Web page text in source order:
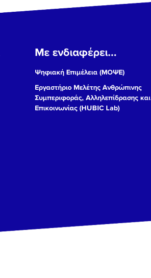
Με ενδιαφέρει...
Ψηφιακή Επιμέλεια (ΜΟΨΕ)
Εργαστήριο Μελέτης Ανθρώπινης
Συμπεριφοράς, Αλληλεπίδρασης και
Επικοινωνίας (HUBIC Lab)